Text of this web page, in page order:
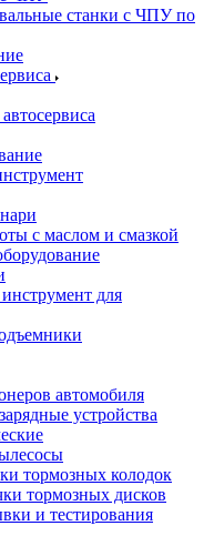
станки с ЧПУ по
с маслом и смазкой
для
автомобиля
устройства
тормозных колодок
тормозных дисков
и тестирования